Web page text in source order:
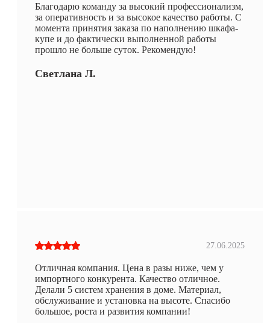
Благодарю команду за высокий профессионализм,
за оперативность и за высокое качество работы. С
момента принятия заказа по наполнению шкафа-
купе и до фактически выполненной работы
прошло не больше суток. Рекомендую!
Светлана Л.
27.06.2025
Отличная компания. Цена в разы ниже, чем у
импортного конкурента. Качество отличное.
Делали 5 систем хранения в доме. Материал,
обслуживание и установка на высоте. Спасибо
большое, роста и развития компании!